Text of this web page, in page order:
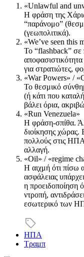
«Unlawful and
Η φράση της
“παράνομο”
(γεωπολιτικά).
«We’ve seen this
Το “flashback” σε
για στρατιώτες,
«War Powers» /
Το θεσμικό
(ή κάτι που
βάλει όρια,
«Run Venezuela»
Η φράση-σπίθα.
διοίκησης χώρας.
πολλούς στις
αλλαγή.
«Oil» / «regime
Η αιχμή ότι πίσω
ασφάλειας
η προειδοποίηση
ντροπή,
εσωτερικό των
ΗΠΑ
Τραμπ